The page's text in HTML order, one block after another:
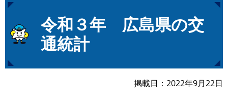
。
て
文
令和３年 広島県の交
通統計
掲載日 2022年9月22日